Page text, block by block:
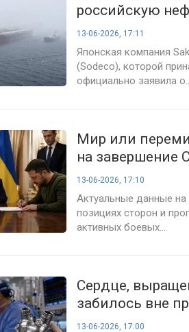
российскую
правительству
13-06-2026, 17:11
Японская компания
(Sodeco), которой
официально заявила
Мир или
на завершение
13-06-2026, 17:10
Актуальные данные
позициях сторон и
активных боевых...
Сердце,
забилось вне
13-06-2026, 17:00